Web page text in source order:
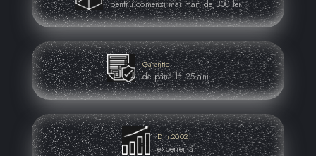
pentru comenzi mai mari de 300 lei
Garantie
de până la 25 ani
Din 2002
experiență